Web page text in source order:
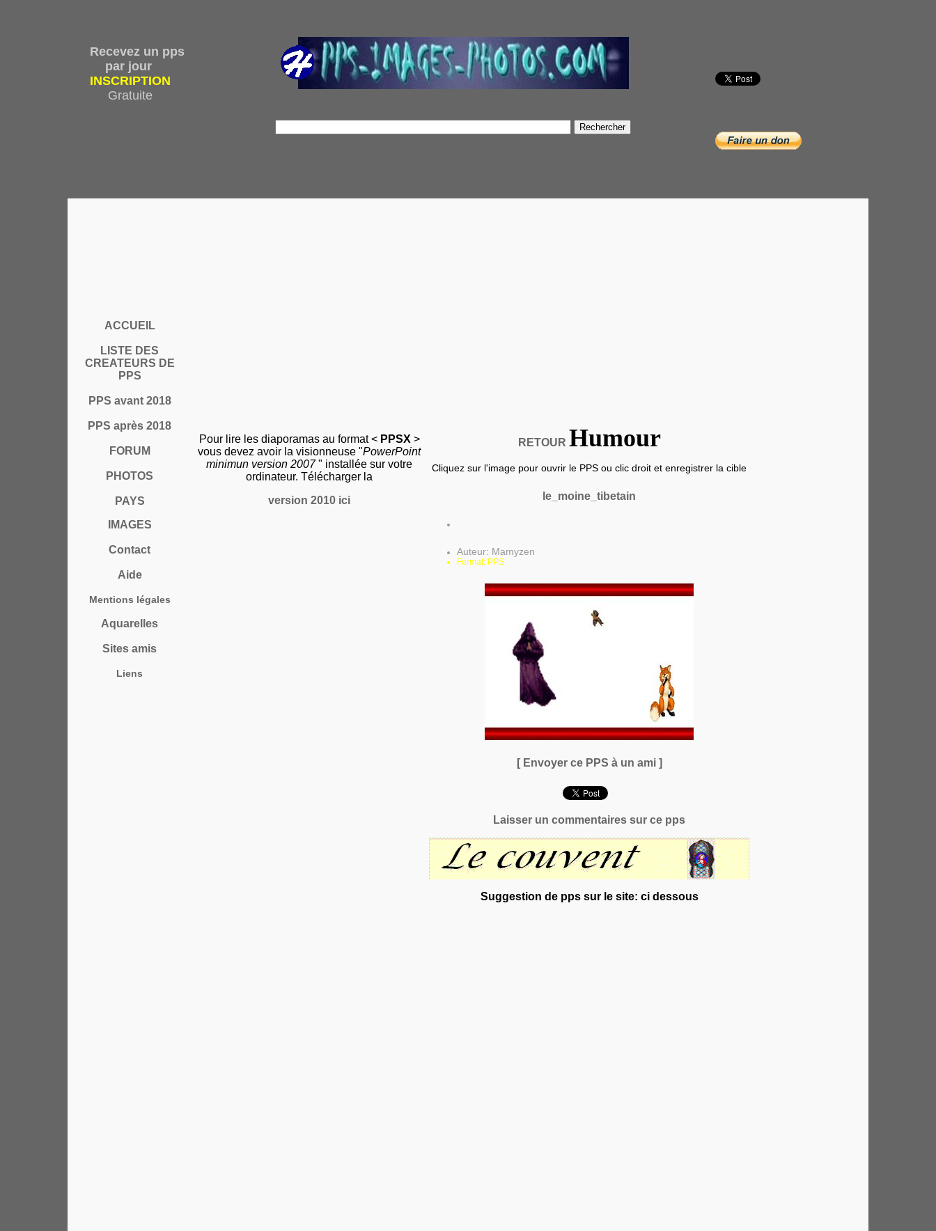
Recevez un pps
par jour
INSCRIPTION
Gratuite
ACCUEIL
LISTE DES
CREATEURS DE
PPS
PPS avant 2018
PPS après 2018
FORUM
PHOTOS
PAYS
IMAGES
Contact
Aide
Mentions légales
Aquarelles
Sites amis
Liens
Pour lire les diaporamas au format < PPSX >
vous devez avoir la visionneuse "PowerPoint
minimun version 2007" installée sur votre
ordinateur. Télécharger la
version 2010 ici
RETOUR Humour
Cliquez sur l'image pour ouvrir le PPS ou clic droit et enregistrer la cible
le_moine_tibetain
Auteur: Mamyzen
Format: PPS
[ Envoyer ce PPS à un ami ]
Laisser un commentaires sur ce pps
Suggestion de pps sur le site: ci dessous